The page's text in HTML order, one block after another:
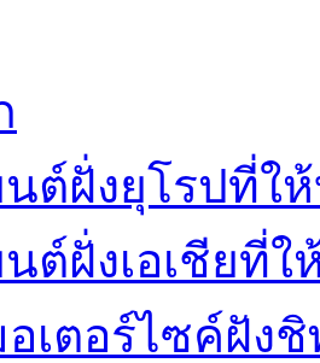
ต์ฝั่งยุโรปที่ใ
ต์ฝั่งเอเชียที่ใ
เตอร์ไซค์ฝัง